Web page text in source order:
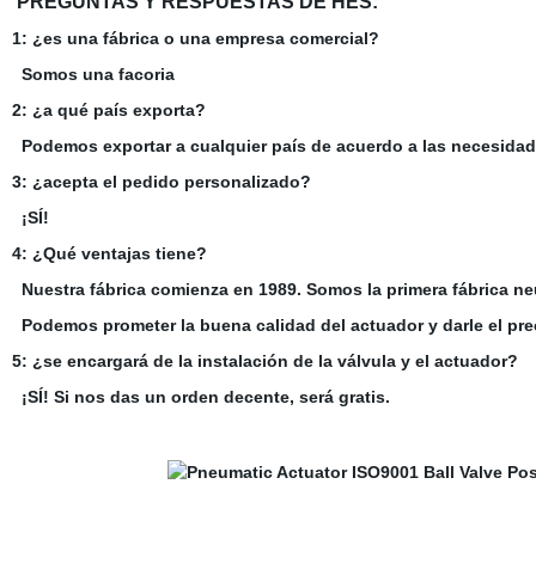
1: ¿es una fábrica o una empresa comercial?
Somos una facoria
2: ¿a qué país exporta?
Podemos exportar a cualquier país de acuerdo a las
3: ¿acepta el pedido personalizado?
¡SÍ!
4: ¿Qué ventajas tiene?
Nuestra fábrica comienza en 1989. Somos la primera fábrica
Podemos prometer la buena calidad del actuador y darle el
5: ¿se encargará de la instalación de la válvula y el actuador?
¡SÍ! Si nos das un orden decente, será gratis.